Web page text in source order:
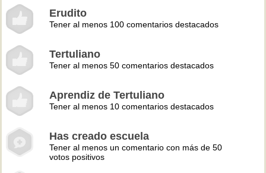
Erudito
Tener al menos 100 comentarios destacados
Tertuliano
Tener al menos 50 comentarios destacados
Aprendiz de Tertuliano
Tener al menos 10 comentarios destacados
Has creado escuela
Tener al menos un comentario con más de 50
votos positivos